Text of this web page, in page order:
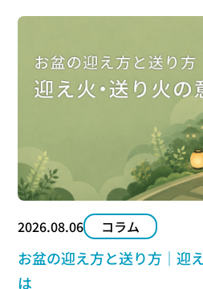
2026.08.06 コラム
お盆の迎え方と送り方｜迎
は